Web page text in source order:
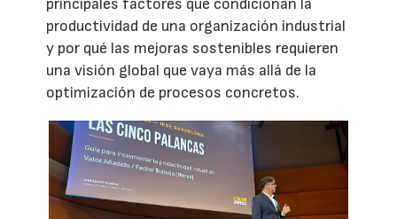
productividad de una organización industrial
y por qué las mejoras sostenibles requieren
una visión global que vaya más allá de la
optimización de procesos concretos.